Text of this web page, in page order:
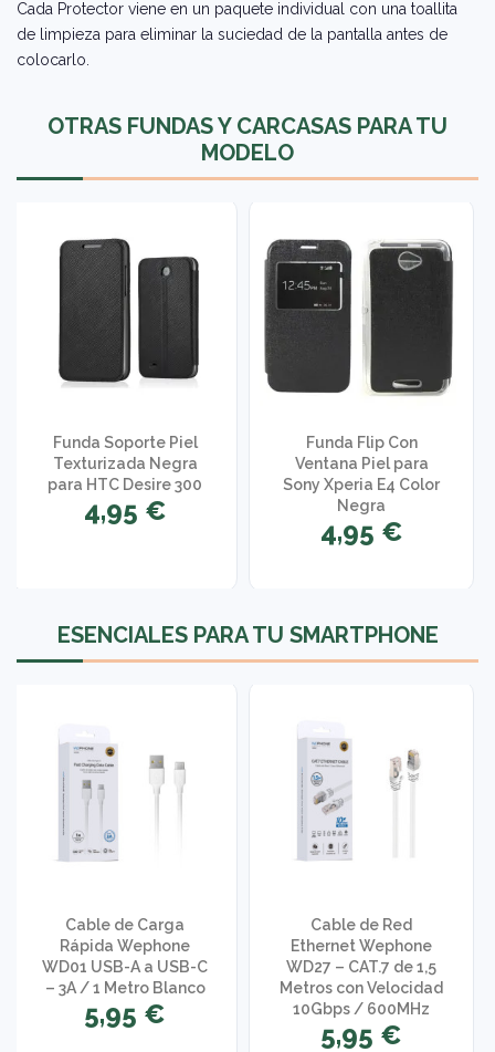
Cada Protector viene en un paquete individual con una toallita
de limpieza para eliminar la suciedad de la pantalla antes de
colocarlo.
OTRAS FUNDAS Y CARCASAS PARA TU
MODELO
Funda Soporte Piel
Texturizada Negra
para HTC Desire 300
4,95 €
Funda Flip Con
Ventana Piel para
Sony Xperia E4 Color
Negra
4,95 €
1 opinión
ESENCIALES PARA TU SMARTPHONE
Cable de Carga
Rápida Wephone
WD01 USB-A a USB-C
– 3A / 1 Metro Blanco
5,95 €
Cable de Red
Ethernet Wephone
WD27 – CAT.7 de 1,5
Metros con Velocidad
10Gbps / 600MHz
5,95 €